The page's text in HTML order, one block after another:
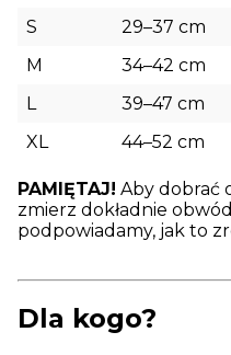
S
29–37 cm
M
34–42 cm
L
39–47 cm
XL
44–52 cm
PAMIĘTAJ! Aby dobrać
zmierz dokładnie
podpowiadamy, jak to
Dla kogo?